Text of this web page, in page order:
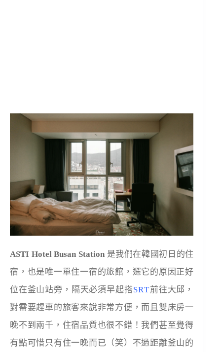
ASTI Hotel Busan Station 是我們在韓國初日的住
宿，也是唯一單住一宿的旅館，選它的原因正好
位在釜山站旁，隔天必須早起搭SRT前往大邱，
對需要趕車的旅客來說非常方便，而且雙床房一
晚不到兩千，住宿品質也很不錯！我們甚至覺得
有點可惜只有住一晚而已（笑）不過距離釜山的